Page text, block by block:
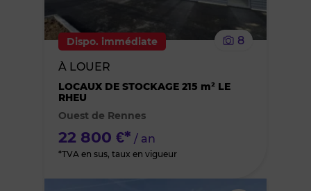
le
Dispo. immédiate
8
À LOUER
LOCAUX DE STOCKAGE 215 m² LE
RHEU
Ouest de Rennes
22 800 €* / an
*TVA en sus, taux en vigueur